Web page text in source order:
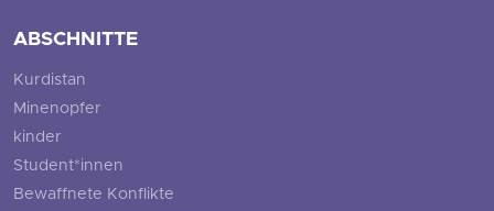
ABSCHNITTE
Kurdistan
Minenopfer
kinder
Student*innen
Bewaffnete Konflikte